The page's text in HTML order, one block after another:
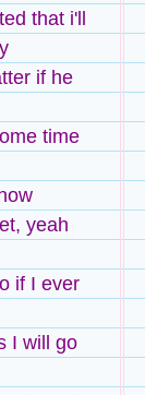
that i'll
if he
time
yeah
if I ever
I will go